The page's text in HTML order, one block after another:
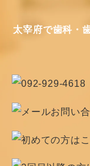
太宰府で歯科・